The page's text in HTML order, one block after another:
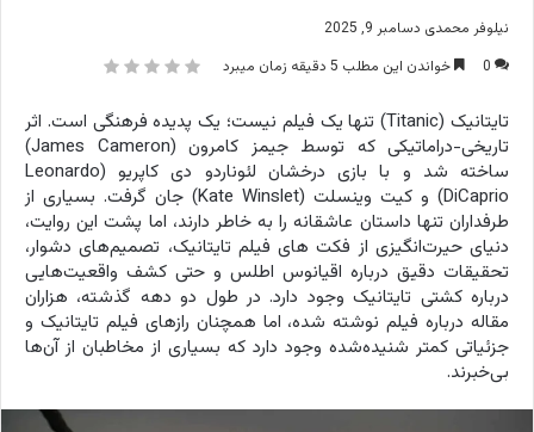
نیلوفر محمدی دسامبر 9, 2025
0
خواندن این مطلب 5 دقیقه زمان میبرد
تایتانیک (Titanic) تنها یک فیلم نیست؛ یک پدیده فرهنگی است. اثر
تاریخی-دراماتیکی که توسط جیمز کامرون (James Cameron)
ساخته شد و با بازی درخشان لئوناردو دی کاپریو (Leonardo
DiCaprio) و کیت وینسلت (Kate Winslet) جان گرفت. بسیاری از
طرفداران تنها داستان عاشقانه را به خاطر دارند، اما پشت این روایت،
دنیای حیرت‌انگیزی از فکت های فیلم تایتانیک، تصمیم‌های دشوار،
تحقیقات دقیق درباره اقیانوس اطلس و حتی کشف واقعیت‌هایی
درباره کشتی تایتانیک وجود دارد. در طول دو دهه گذشته، هزاران
مقاله درباره فیلم نوشته شده، اما همچنان رازهای فیلم تایتانیک و
جزئیاتی کمتر شنیده‌شده وجود دارد که بسیاری از مخاطبان از آن‌ها
بی‌خبرند.